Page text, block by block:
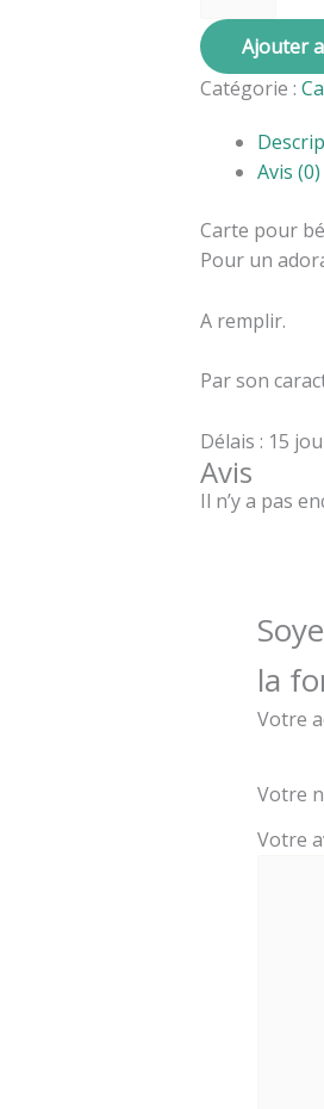
Ajouter
Catégorie :
Avis (0)
Carte pour
Pour un
A remplir.
Par son
Délais : 15
Avis
Il n’y a pas
la
Votre
Votre
Votre